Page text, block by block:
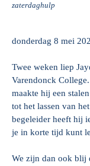
zaterdaghulp
donderdag 8 mei
Twee weken liep
Varendonck
maakte hij een
tot het lassen van
begeleider heeft hij
je in korte tijd kunt
We zijn dan ook blij